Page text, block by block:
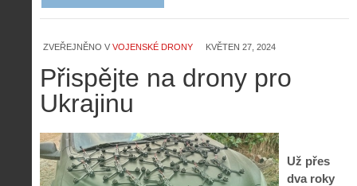
ZVEŘEJNĚNO V VOJENSKÉ DRONY KVĚTEN 27, 2024
Přispějte na drony pro
Ukrajinu
Už přes
dva roky